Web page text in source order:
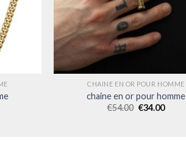
CHAINE EN OR POUR HOMME
chaine en or pour homme
€54.00 €34.00